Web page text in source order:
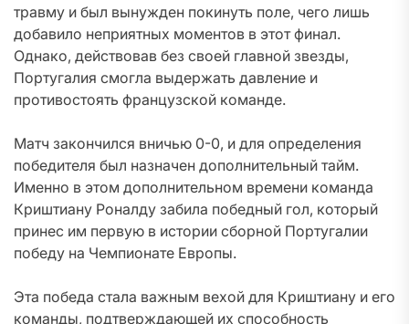
травму и был вынужден покинуть поле, чего лишь
добавило неприятных моментов в этот финал.
Однако, действовав без своей главной звезды,
Португалия смогла выдержать давление и
противостоять французской команде.
Матч закончился вничью 0-0, и для определения
победителя был назначен дополнительный тайм.
Именно в этом дополнительном времени команда
Криштиану Роналду забила победный гол, который
принес им первую в истории сборной Португалии
победу на Чемпионате Европы.
Эта победа стала важным вехой для Криштиану и его
команды, подтверждающей их способность